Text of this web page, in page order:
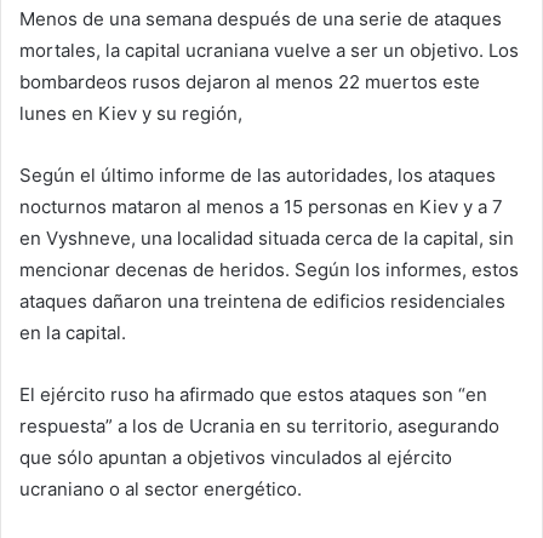
Menos de una semana después de una serie de ataques
mortales, la capital ucraniana vuelve a ser un objetivo. Los
bombardeos rusos dejaron al menos 22 muertos este
lunes en Kiev y su región,
Según el último informe de las autoridades, los ataques
nocturnos mataron al menos a 15 personas en Kiev y a 7
en Vyshneve, una localidad situada cerca de la capital, sin
mencionar decenas de heridos. Según los informes, estos
ataques dañaron una treintena de edificios residenciales
en la capital.
El ejército ruso ha afirmado que estos ataques son “en
respuesta” a los de Ucrania en su territorio, asegurando
que sólo apuntan a objetivos vinculados al ejército
ucraniano o al sector energético.